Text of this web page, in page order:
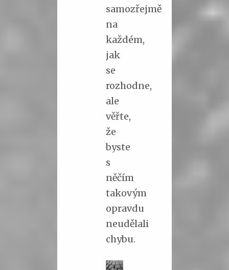
samozřejmě
na
každém,
jak
se
rozhodne,
ale
věřte,
že
byste
s
něčím
takovým
opravdu
neudělali
chybu.